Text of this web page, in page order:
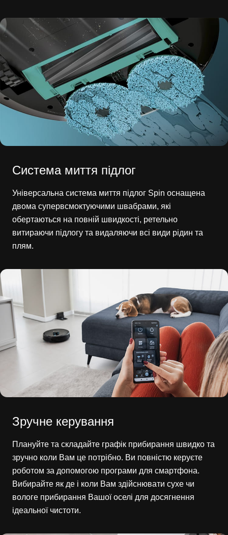
Система миття підлог
Універсальна система миття підлог Spin оснащена
двома супервсмоктуючими швабрами, які
обертаються на повній швидкості, ретельно
витираючи підлогу та видаляючи всі види рідин та
плям.
Зручне керування
Плануйте та складайте графік прибирання швидко та
зручно коли Вам це потрібно. Ви повністю керуєте
роботом за допомогою програми для смартфона.
Вибирайте як де і коли Вам здійснювати сухе чи
вологе прибирання Вашої оселі для досягнення
ідеальної чистоти.